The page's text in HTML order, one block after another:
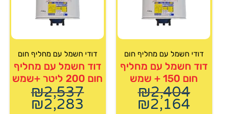
דודי חשמל עם מחליף חום
דוד חשמל עם מחליף
חום 150 + שמש
₪2,404
₪2,164
דודי חשמל עם מחליף חום
דוד חשמל עם מחליף
חום 200 ליטר +שמש
₪2,537
₪2,283